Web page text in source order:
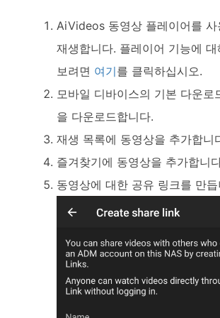
AiVideos 동영상 플레이어를 사
재생합니다. 플레이어 기능에
보려면 여기를 클릭하십시오.
모바일 디바이스의 기본 다운로
을 다운로드합니다.
재생 목록에 동영상을 추가합니
즐겨찾기에 동영상을 추가합니
동영상에 대한 공유 링크를 만듭